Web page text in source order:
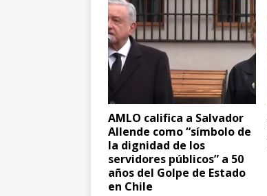
AMLO califica a Salvador
Allende como “símbolo de
la dignidad de los
servidores públicos” a 50
años del Golpe de Estado
en Chile